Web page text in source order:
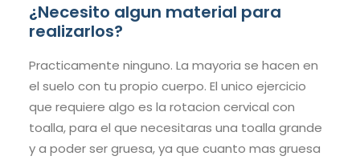
¿Necesito algun material para
realizarlos?
Practicamente ninguno. La mayoria se hacen en
el suelo con tu propio cuerpo. El unico ejercicio
que requiere algo es la rotacion cervical con
toalla, para el que necesitaras una toalla grande
y a poder ser gruesa, ya que cuanto mas gruesa